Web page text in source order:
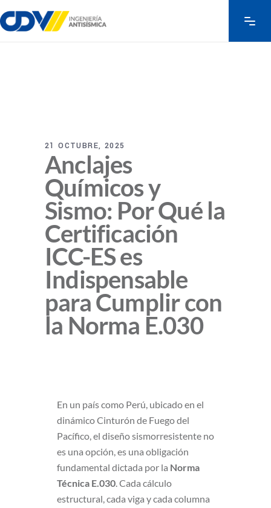
21 OCTUBRE, 2025
Anclajes
Químicos y
Sismo: Por Qué la
Certificación
ICC-ES es
Indispensable
para Cumplir con
la Norma E.030
En un país como Perú, ubicado en el
dinámico Cinturón de Fuego del
Pacífico, el diseño sismorresistente no
es una opción, es una obligación
fundamental dictada por la Norma
Técnica E.030. Cada cálculo
estructural, cada viga y cada columna